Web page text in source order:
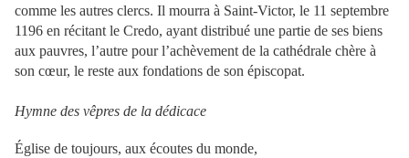
comme les autres clercs. Il mourra à Saint-Victor, le 11 septembre
1196 en récitant le Credo, ayant distribué une partie de ses biens
aux pauvres, l’autre pour l’achèvement de la cathédrale chère à
son cœur, le reste aux fondations de son épiscopat.
Hymne des vêpres de la dédicace
Église de toujours, aux écoutes du monde,